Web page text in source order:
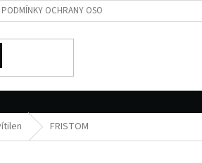
PODMÍNKY OCHRANY OSOBNÍCH ÚDAJŮ
FRISTOM